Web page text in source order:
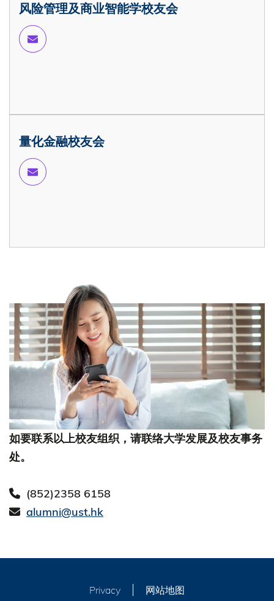
风险管理及商业智能学校友会
量化金融校友会
如要联系以上校友组织，请联络大学发展及校友事务
处。
(852)2358 6158
alumni@ust.hk
Privacy 网站地图